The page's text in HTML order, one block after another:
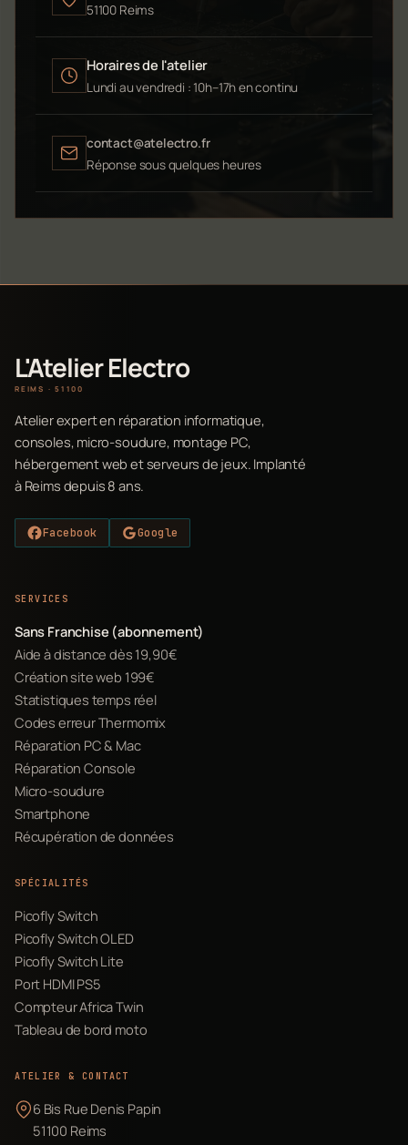
51100 Reims
Horaires de l'atelier
Lundi au vendredi : 10h–17h en continu
contact@atelectro.fr
Réponse sous quelques heures
L'Atelier Electro
REIMS · 51100
Atelier expert en réparation informatique,
consoles, micro-soudure, montage PC,
hébergement web et serveurs de jeux. Implanté
à Reims depuis 8 ans.
Facebook Google
SERVICES
Sans Franchise (abonnement)
Aide à distance dès 19,90€
Création site web 199€
Statistiques temps réel
Codes erreur Thermomix
Réparation PC & Mac
Réparation Console
Micro-soudure
Smartphone
Récupération de données
SPÉCIALITÉS
Picofly Switch
Picofly Switch OLED
Picofly Switch Lite
Port HDMI PS5
Compteur Africa Twin
Tableau de bord moto
ATELIER & CONTACT
6 Bis Rue Denis Papin
51100 Reims